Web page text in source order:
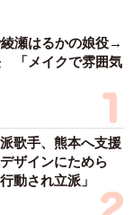
綾瀬はるかの娘役→
「メイクで雰囲気
歌手、熊本へ支援
ザインにためら
動され立派」